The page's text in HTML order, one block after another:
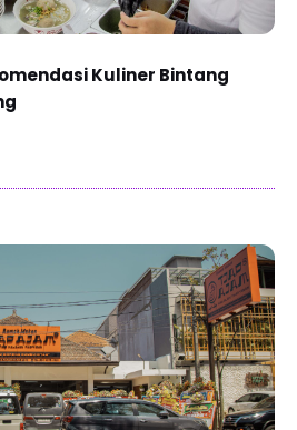
Kuliner Bintang